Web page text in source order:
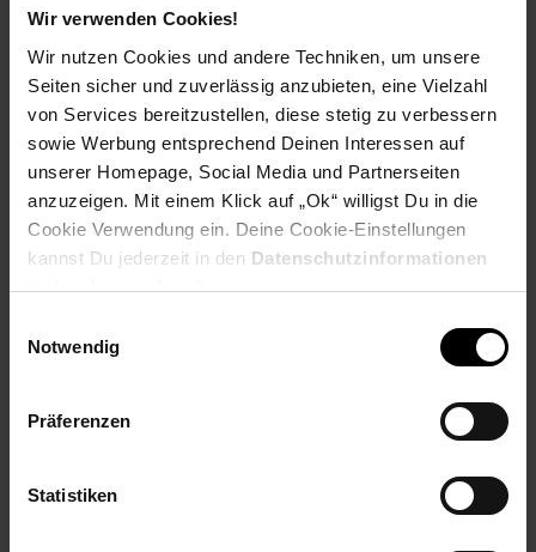
Wir verwenden Cookies!
Wir nutzen Cookies und andere Techniken, um unsere
Seiten sicher und zuverlässig anzubieten, eine Vielzahl
von Services bereitzustellen, diese stetig zu verbessern
sowie Werbung entsprechend Deinen Interessen auf
unserer Homepage, Social Media und Partnerseiten
anzuzeigen. Mit einem Klick auf „Ok“ willigst Du in die
Cookie Verwendung ein. Deine Cookie-Einstellungen
kannst Du jederzeit in den Datenschutzinformationen
ändern bzw. widerrufen.
Notwendig
Präferenzen
Statistiken
PAYBACK
Payback Punkte Basis°Punkte:
42
Extra°Punkte:
Produktbeschreibung
Ab jetzt steht Vielfalt auf dem Speiseplan, denn der WMF KULT
mit 900 Watt und zwei Geschwindigkeitsstufen von der harten
Nuss bis zum sanften Pfirsich einfach alles zerkleinert, hackt,
aussieht. Möglich macht es das im Paket enthaltene
umfangreiche Zubehör: Die Flachklinge oder die 6-flügelige
Und mit den vier Mixbehältern und zwei auslaufsicheren
Trinkdeckeln können Smoothies, Shakes & Co. ganz bequem